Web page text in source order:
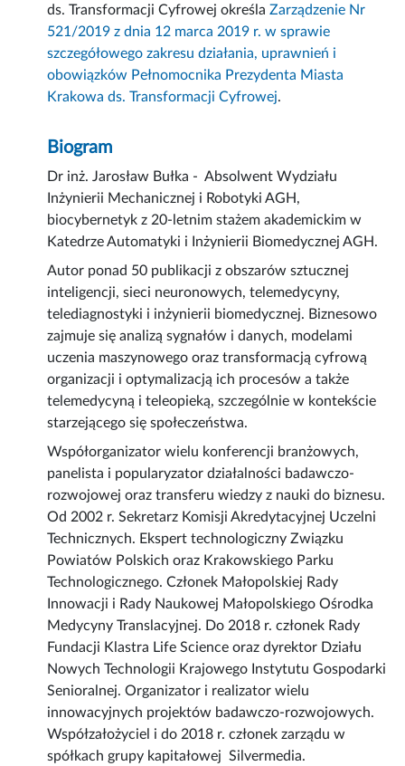
ds. Transformacji Cyfrowej określaZarządzenie Nr
521/2019 z dnia 12 marca 2019 r. w sprawie
szczegółowego zakresu działania, uprawnień i
obowiązków Pełnomocnika Prezydenta Miasta
Krakowa ds. Transformacji Cyfrowej.
Biogram
Dr inż. Jarosław Bułka - Absolwent Wydziału
Inżynierii Mechanicznej i Robotyki AGH,
biocybernetyk z 20-letnim stażem akademickim w
Katedrze Automatyki i Inżynierii Biomedycznej AGH.
Autor ponad 50 publikacji z obszarów sztucznej
inteligencji, sieci neuronowych, telemedycyny,
telediagnostyki i inżynierii biomedycznej. Biznesowo
zajmuje się analizą sygnałów i danych, modelami
uczenia maszynowego oraz transformacją cyfrową
organizacji i optymalizacją ich procesów a także
telemedycyną i teleopieką, szczególnie w kontekście
starzejącego się społeczeństwa.
Współorganizator wielu konferencji branżowych,
panelista i popularyzator działalności badawczo-
rozwojowej oraz transferu wiedzy z nauki do biznesu.
Od 2002 r. Sekretarz Komisji Akredytacyjnej Uczelni
Technicznych. Ekspert technologiczny Związku
Powiatów Polskich oraz Krakowskiego Parku
Technologicznego. Członek Małopolskiej Rady
Innowacji i Rady Naukowej Małopolskiego Ośrodka
Medycyny Translacyjnej. Do 2018 r. członek Rady
Fundacji Klastra Life Science oraz dyrektor Działu
Nowych Technologii Krajowego Instytutu Gospodarki
Senioralnej. Organizator i realizator wielu
innowacyjnych projektów badawczo-rozwojowych.
Współzałożyciel i do 2018 r. członek zarządu w
spółkach grupy kapitałowej Silvermedia.